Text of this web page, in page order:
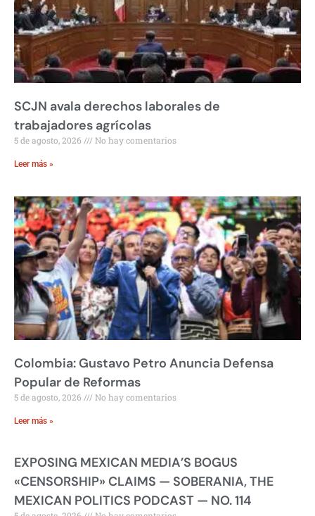
SCJN avala derechos laborales de
trabajadores agrícolas
5 de agosto, 2026 No hay comentarios
Leer más »
Colombia: Gustavo Petro Anuncia Defensa
Popular de Reformas
5 de agosto, 2026 No hay comentarios
Leer más »
EXPOSING MEXICAN MEDIA’S BOGUS
«CENSORSHIP» CLAIMS — SOBERANIA, THE
MEXICAN POLITICS PODCAST — NO. 114